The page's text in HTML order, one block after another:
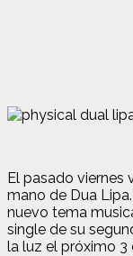
El pasado viernes
mano de Dua
nuevo tema
single de su
la luz el próximo 3